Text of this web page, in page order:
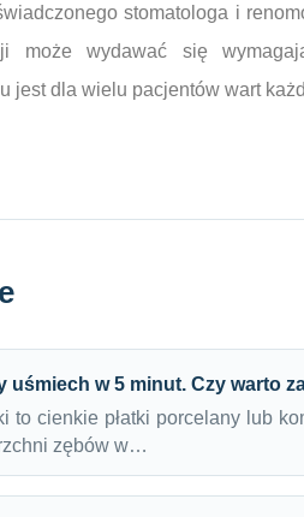
stomatologa i
może wydawać się
jest dla wielu pacjentów wart
uśmiech w 5 minut. Czy warto
to cienkie płatki porcelany lub
zębów w…